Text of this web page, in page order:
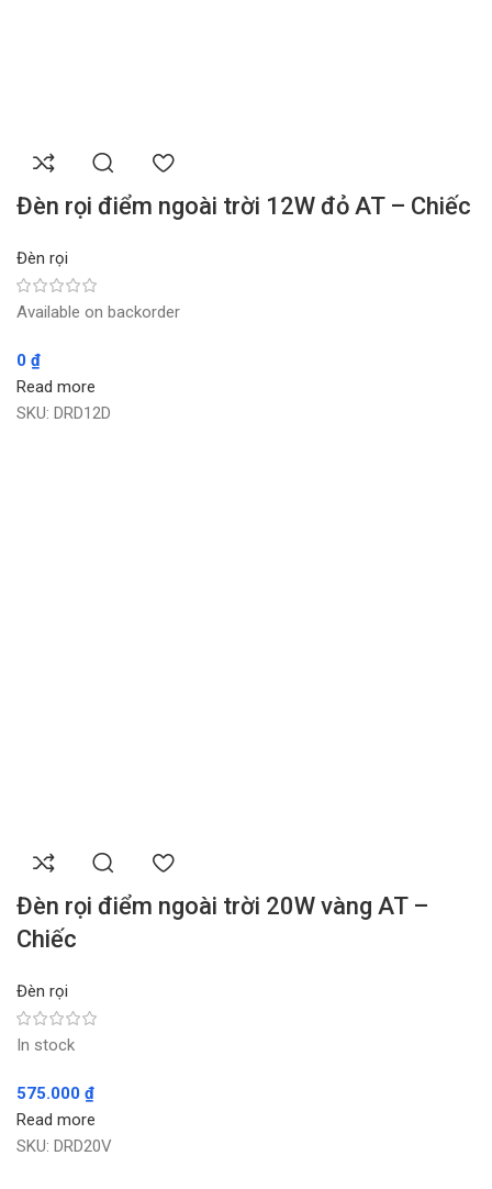
Đèn rọi điểm ngoài trời 12W đỏ AT – Chiếc
Đèn rọi
Available on backorder
0 ₫
Read more
SKU: DRD12D
Đèn rọi điểm ngoài trời 20W vàng AT –
Chiếc
Đèn rọi
In stock
575.000 ₫
Read more
SKU: DRD20V